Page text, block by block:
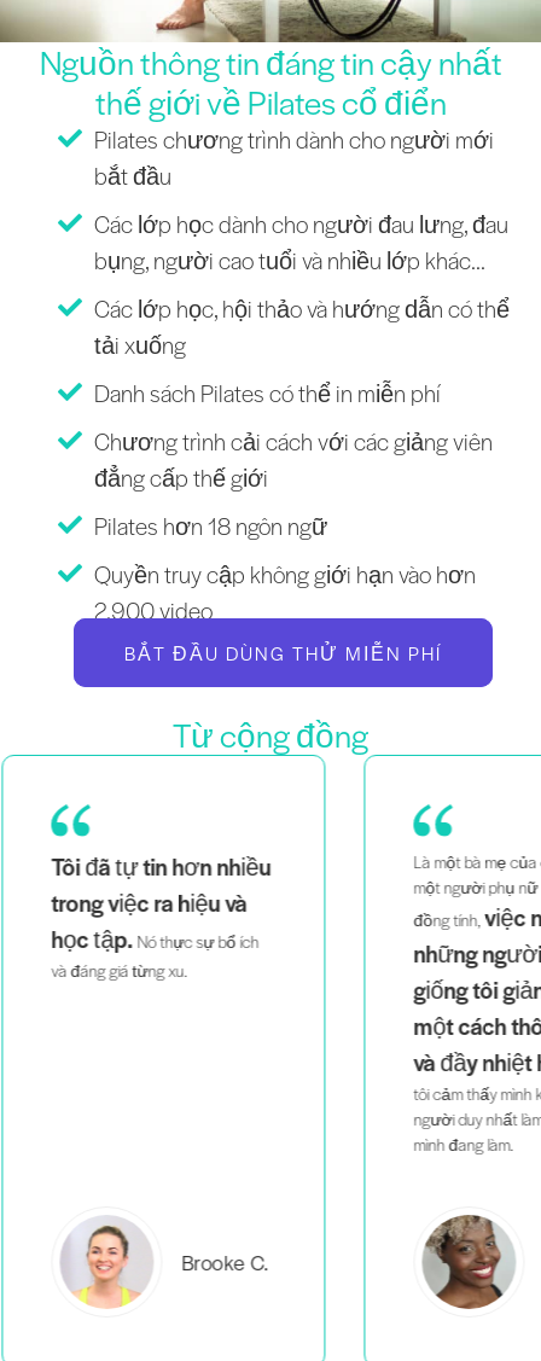
Nguồn thông tin đáng tin cậy nhất
thế giới về Pilates cổ điển
Pilates chương trình dành cho người mới
bắt đầu
Các lớp học dành cho người đau lưng, đau
bụng, người cao tuổi và nhiều lớp khác...
Các lớp học, hội thảo và hướng dẫn có thể
tải xuống
Danh sách Pilates có thể in miễn phí
Chương trình cải cách với các giảng viên
đẳng cấp thế giới
Pilates hơn 18 ngôn ngữ
Quyền truy cập không giới hạn vào hơn
2.900 video
BẮT ĐẦU DÙNG THỬ MIỄN PHÍ
Từ cộng đồng
Là một bà mẹ của cặp song sinh,
đồng tính,việc nhìn thấy
những người trông
giống tôi giảng dạy